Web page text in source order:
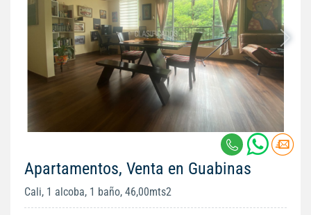
Apartamentos, Venta en Guabinas
Cali, 1 alcoba, 1 baño, 46,00mts2